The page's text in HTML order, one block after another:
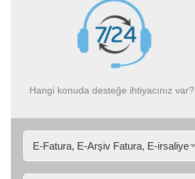
Hangi konuda desteğe ihtiyacınız var?